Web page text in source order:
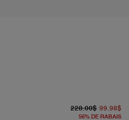
228.00$ 99.98$
56% DE RABAIS